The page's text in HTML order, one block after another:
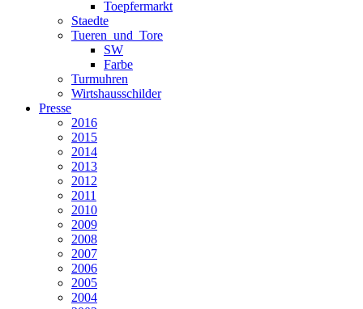
Toepfermarkt
Staedte
Tueren_und_Tore
SW
Farbe
Turmuhren
Wirtshausschilder
Presse
2016
2015
2014
2013
2012
2011
2010
2009
2008
2007
2006
2005
2004